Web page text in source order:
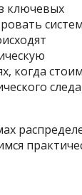
ключевых
когда